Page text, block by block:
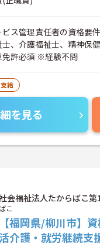
ス管理責任者の資格要
士、介護福祉士、精神保
免許必須 ※経験不問
給
を見る
会福祉法人たからばこ
ばこ
【福岡県/柳川市】
活介護・就労継続支